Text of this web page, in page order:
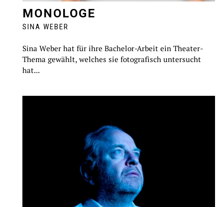
MONOLOGE
SINA WEBER
Sina Weber hat für ihre Bachelor-Arbeit ein Theater-
Thema gewählt, welches sie fotografisch untersucht
hat...